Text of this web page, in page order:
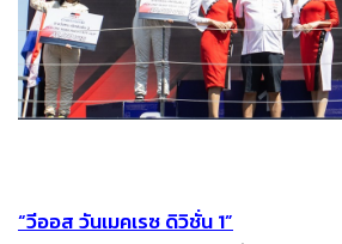
“วีออส วันเมคเรซ ดิวิชั่น 1”